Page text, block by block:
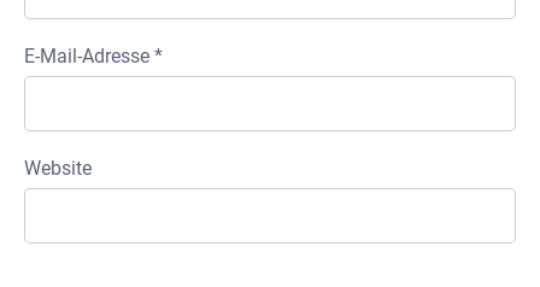
E-Mail-Adresse *
Website